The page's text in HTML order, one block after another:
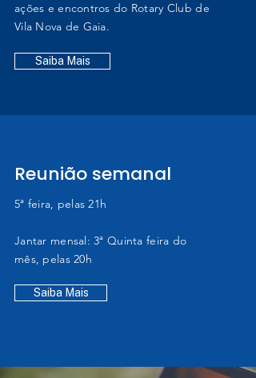
ações e encontros do Rotary Club de
Vila Nova de Gaia.
Saiba Mais
Reunião semanal
5ª feira, pelas 21h
Jantar mensal: 3ª Quinta feira do
mês, pelas 20h
Saiba Mais